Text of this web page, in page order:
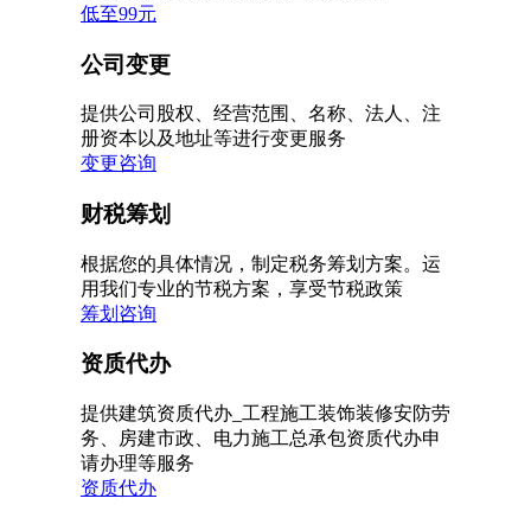
低至99元
公司变更
提供公司股权、经营范围、名称、法人、注
册资本以及地址等进行变更服务
变更咨询
财税筹划
根据您的具体情况，制定税务筹划方案。运
用我们专业的节税方案，享受节税政策
筹划咨询
资质代办
提供建筑资质代办_工程施工装饰装修安防劳
务、房建市政、电力施工总承包资质代办申
请办理等服务
资质代办